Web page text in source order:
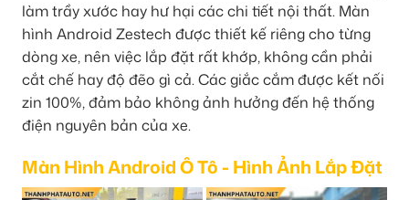
làm trầy xước hay hư hại các chi tiết nội thất. Màn
hình Android Zestech được thiết kế riêng cho từng
dòng xe, nên việc lắp đặt rất khớp, không cần phải
cắt chế hay độ đẽo gì cả. Các giắc cắm được kết nối
zin 100%, đảm bảo không ảnh hưởng đến hệ thống
điện nguyên bản của xe.
Màn Hình Android Ô Tô - Hình Ảnh Lắp Đặt